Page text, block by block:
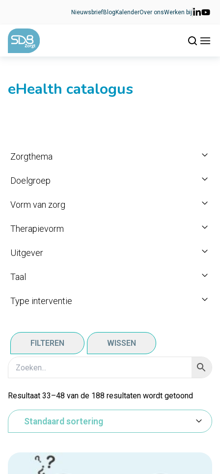
NieuwsbriefBlog KalenderOver onsWerken bij
eHealth catalogus
Zorgthema
Doelgroep
Vorm van zorg
Therapievorm
Uitgever
Taal
Type interventie
FILTEREN WISSEN
Resultaat 33–48 van de 188 resultaten wordt getoond